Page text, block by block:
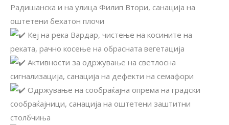
Радишанска и на улица Филип Втори, санација на
оштетени бехатон плочи
Кеј на река Вардар, чистење на косините на
реката, рачно косење на обрасната вегетација
Активности за одржување на светлосна
сигнализација, санација на дефекти на семафори
Одржување на сообраќајна опрема на градски
сообраќајници, санација на оштетени заштитни
столбчиња